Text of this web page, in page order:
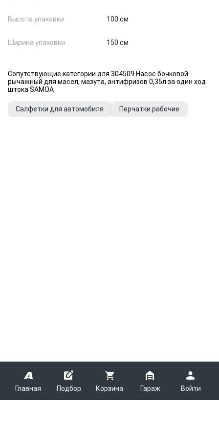
Главная Подбор Корзина Гараж Войти
Высота упаковки 100 см
Ширина упаковки 150 см
Сопутствующие категории для 304509 Насос бочковой
рычажный для масел, мазута, антифризов 0,35л за один ход
штока SAMOA
Салфетки для автомобиля Перчатки рабочие